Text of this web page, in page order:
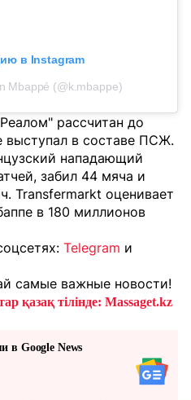
в Instagram
Mbappé (@k.mbappe)
рассчитан до
выступал в составе ПСЖ.
нападающий
забил 44 мяча и
Transfermarkt оценивает
в 180 миллионов
Telegram и
самые важные новости!
қазақ тілінде: Massaget.kz
в Google News